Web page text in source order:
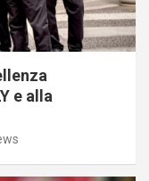
e alla